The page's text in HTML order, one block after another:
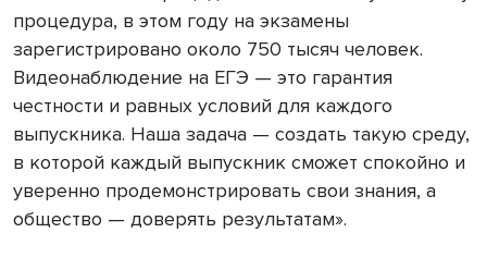
процедура, в этом году на экзамены
зарегистрировано около 750 тысяч человек.
Видеонаблюдение на ЕГЭ — это гарантия
честности и равных условий для каждого
выпускника. Наша задача — создать такую среду,
в которой каждый выпускник сможет спокойно и
уверенно продемонстрировать свои знания, а
общество — доверять результатам».